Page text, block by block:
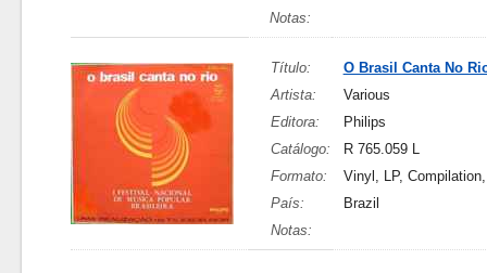
Notas:
Título:
O Brasil Canta No
Artista:
Various
Editora:
Philips
Catálogo:
R 765.059 L
Formato:
Vinyl, LP,
País:
Brazil
Notas: